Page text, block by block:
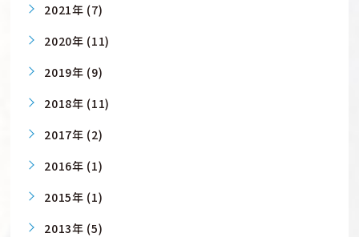
2021年 (7)
2020年 (11)
2019年 (9)
2018年 (11)
2017年 (2)
2016年 (1)
2015年 (1)
2013年 (5)